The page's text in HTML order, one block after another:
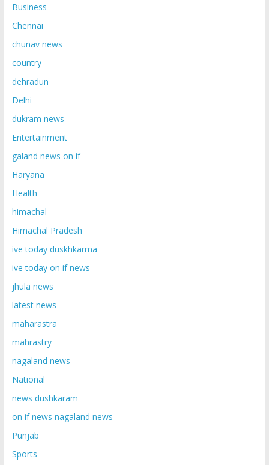
Business
Chennai
chunav news
country
dehradun
Delhi
dukram news
Entertainment
galand news on if
Haryana
Health
himachal
Himachal Pradesh
ive today duskhkarma
ive today on if news
jhula news
latest news
maharastra
mahrastry
nagaland news
National
news dushkaram
on if news nagaland news
Punjab
Sports